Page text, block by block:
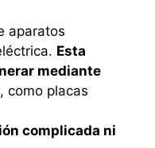
aparatos
Esta
mediante
, como placas
complicada ni